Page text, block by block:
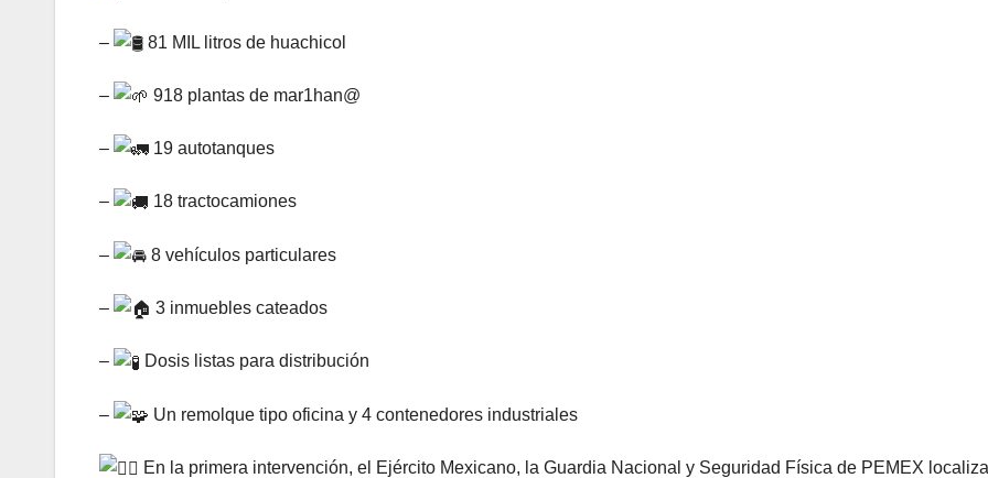
– 81 MIL litros de huachicol
– 918 plantas de mar1han@
– 19 autotanques
– 18 tractocamiones
– 8 vehículos particulares
– 3 inmuebles cateados
– Dosis listas para distribución
– Un remolque tipo oficina y 4 contenedores industriales
En la primera intervención, el Ejército Mexicano, la Guardia Nacional y Seguridad Física de PEMEX